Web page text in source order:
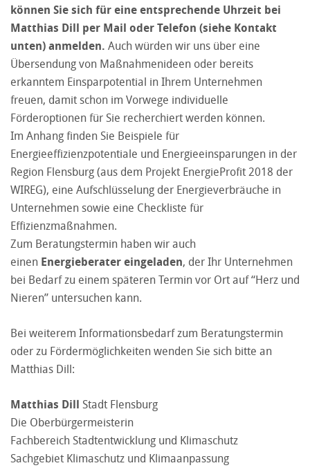
können Sie sich für eine entsprechende Uhrzeit bei
Matthias Dill per Mail oder Telefon (siehe Kontakt
unten) anmelden. Auch würden wir uns über eine
Übersendung von Maßnahmenideen oder bereits
erkanntem Einsparpotential in Ihrem Unternehmen
freuen, damit schon im Vorwege individuelle
Förderoptionen für Sie recherchiert werden können.
Im Anhang finden Sie Beispiele für
Energieeffizienzpotentiale und Energieeinsparungen in der
Region Flensburg (aus dem Projekt EnergieProfit 2018 der
WIREG), eine Aufschlüsselung der Energieverbräuche in
Unternehmen sowie eine Checkliste für
Effizienzmaßnahmen.
Zum Beratungstermin haben wir auch
einen Energieberater eingeladen, der Ihr Unternehmen
bei Bedarf zu einem späteren Termin vor Ort auf “Herz und
Nieren” untersuchen kann.
Bei weiterem Informationsbedarf zum Beratungstermin
oder zu Fördermöglichkeiten wenden Sie sich bitte an
Matthias Dill:
Matthias Dill Stadt Flensburg
Die Oberbürgermeisterin
Fachbereich Stadtentwicklung und Klimaschutz
Sachgebiet Klimaschutz und Klimaanpassung